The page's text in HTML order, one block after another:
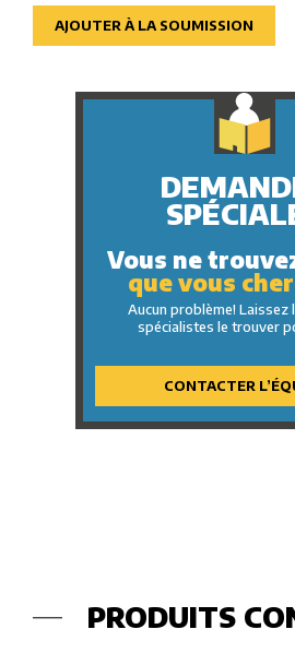
AJOUTER À LA SOUMISSION
Vous ne
que vous
Aucun problème! Laissez
spécialistes le trouver
CONTACTER
PRODUITS